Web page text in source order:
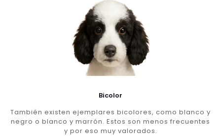
Bicolor
También existen ejemplares bicolores, como blanco y
negro o blanco y marrón. Estos son menos frecuentes
y por eso muy valorados.